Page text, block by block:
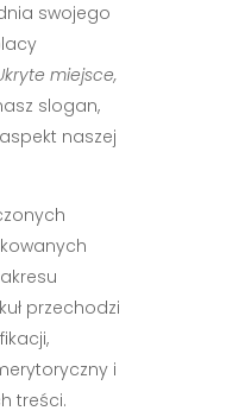
swojego
miejsce,
slogan,
naszej
przechodzi
i
treści.